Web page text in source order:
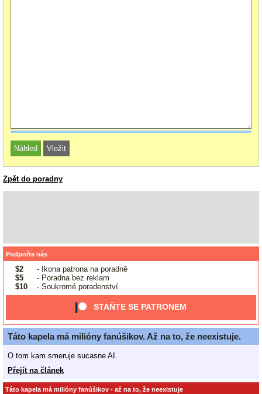
Zpět do poradny
Podpořte nás
$2
- Ikona patrona na poradně
$5
- Poradna bez reklam
$10
- Soukromé poradenství
STAŇTE SE PATRONEM
Táto kapela má milióny fanúšikov. Až na to, že neexistuje.
O tom kam smeruje sucasne AI.
Přejít na článek
Táto kapela má milióny fanúšikov - až na to, že neexistuje